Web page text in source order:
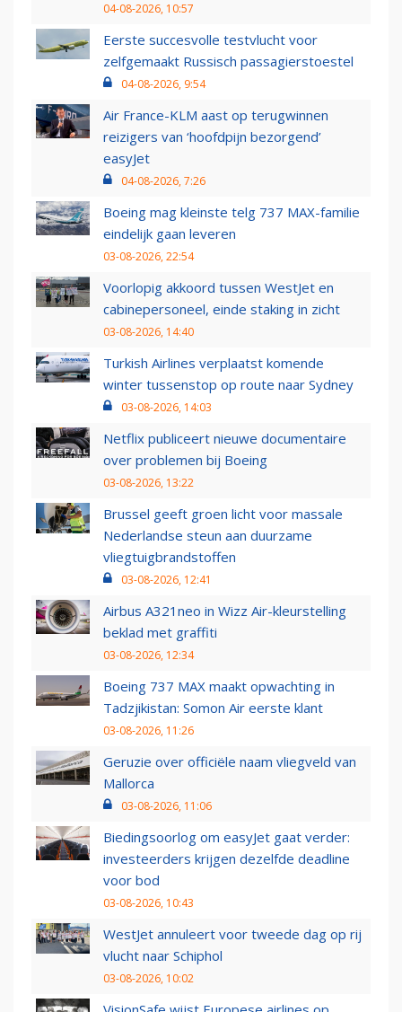
04-08-2026, 10:57
Eerste succesvolle testvlucht voor
zelfgemaakt Russisch passagierstoestel
04-08-2026, 9:54
Air France-KLM aast op terugwinnen
reizigers van ‘hoofdpijn bezorgend’
easyJet
04-08-2026, 7:26
Boeing mag kleinste telg 737 MAX-familie
eindelijk gaan leveren
03-08-2026, 22:54
Voorlopig akkoord tussen WestJet en
cabinepersoneel, einde staking in zicht
03-08-2026, 14:40
Turkish Airlines verplaatst komende
winter tussenstop op route naar Sydney
03-08-2026, 14:03
Netflix publiceert nieuwe documentaire
over problemen bij Boeing
03-08-2026, 13:22
Brussel geeft groen licht voor massale
Nederlandse steun aan duurzame
vliegtuigbrandstoffen
03-08-2026, 12:41
Airbus A321neo in Wizz Air-kleurstelling
beklad met graffiti
03-08-2026, 12:34
Boeing 737 MAX maakt opwachting in
Tadzjikistan: Somon Air eerste klant
03-08-2026, 11:26
Geruzie over officiële naam vliegveld van
Mallorca
03-08-2026, 11:06
Biedingsoorlog om easyJet gaat verder:
investeerders krijgen dezelfde deadline
voor bod
03-08-2026, 10:43
WestJet annuleert voor tweede dag op rij
vlucht naar Schiphol
03-08-2026, 10:02